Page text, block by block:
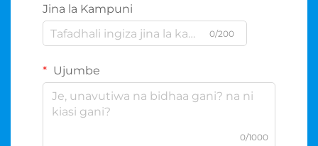
Jina la Kampuni
0/200
Ujumbe
0/1000